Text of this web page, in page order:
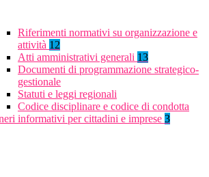
Riferimenti normativi su organizzazione e
attività 12
Atti amministrativi generali 13
Documenti di programmazione strategico-
gestionale
Statuti e leggi regionali
Codice disciplinare e codice di condotta
informativi per cittadini e imprese 3